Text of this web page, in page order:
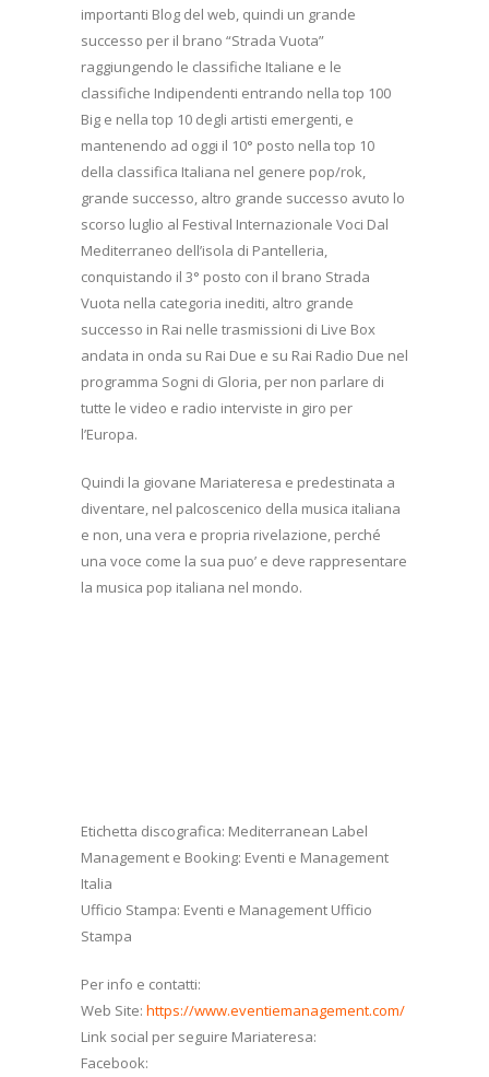
importanti Blog del web, quindi un grande
successo per il brano “Strada Vuota”
raggiungendo le classifiche Italiane e le
classifiche Indipendenti entrando nella top 100
Big e nella top 10 degli artisti emergenti, e
mantenendo ad oggi il 10° posto nella top 10
della classifica Italiana nel genere pop/rok,
grande successo, altro grande successo avuto lo
scorso luglio al Festival Internazionale Voci Dal
Mediterraneo dell’isola di Pantelleria,
conquistando il 3° posto con il brano Strada
Vuota nella categoria inediti, altro grande
successo in Rai nelle trasmissioni di Live Box
andata in onda su Rai Due e su Rai Radio Due nel
programma Sogni di Gloria, per non parlare di
tutte le video e radio interviste in giro per
l’Europa.
Quindi la giovane Mariateresa e predestinata a
diventare, nel palcoscenico della musica italiana
e non, una vera e propria rivelazione, perché
una voce come la sua puo’ e deve rappresentare
la musica pop italiana nel mondo.
Etichetta discografica: Mediterranean Label
Management e Booking: Eventi e Management
Italia
Ufficio Stampa: Eventi e Management Ufficio
Stampa
Per info e contatti:
Web Site: https://www.eventiemanagement.com/
Link social per seguire Mariateresa:
Facebook: